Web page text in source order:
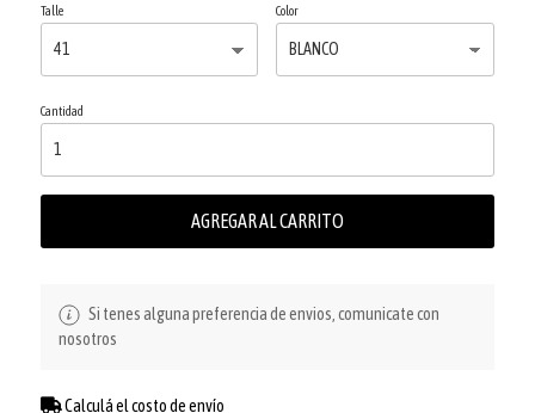
Talle Color
Cantidad
AGREGAR AL CARRITO
Si tenes alguna preferencia de envios, comunicate con
nosotros
Calculá el costo de envío